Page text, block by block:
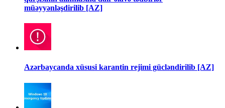
müəyyənləşdirilib [AZ]
Azərbaycanda xüsusi karantin rejimi gücləndirilib [AZ]